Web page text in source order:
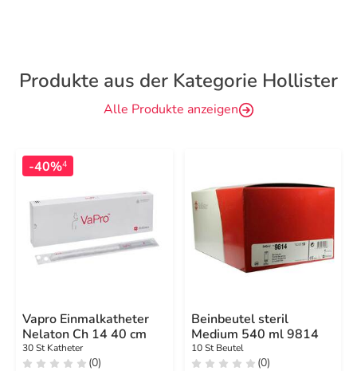
Produkte aus der Kategorie Hollister
Alle Produkte anzeigen
-40%4
Vapro Einmalkatheter
Nelaton Ch 14 40 cm
30 St Katheter
(0)
Beinbeutel steril
Medium 540 ml 9814
10 St Beutel
(0)